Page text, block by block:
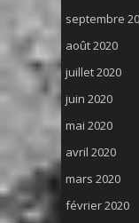
septembre
août 2020
juillet 2020
juin 2020
mai 2020
avril 2020
mars 2020
février 2020